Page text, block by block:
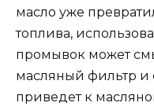
масло уже
топлива,
промывок может
масляный фильтр и
приведет к